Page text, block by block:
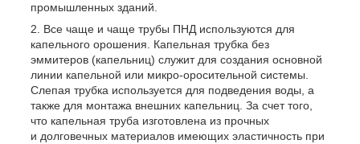
промышленных зданий.
Все чаще и чаще трубы ПНД используются для
капельного орошения. Капельная трубка без
эммитеров (капельниц) служит для создания основной
линии капельной или микро-оросительной системы.
Слепая трубка используется для подведения воды, а
также для монтажа внешних капельниц. За счет того,
что капельная труба изготовлена из прочных
и долговечных материалов имеющих эластичность при